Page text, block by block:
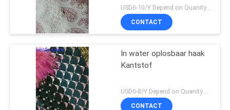
USD6-10/Y Depend on Quanity MOQ:10yards
CONTACT
In water oplosbaar haak
Kantstof
CONTACT